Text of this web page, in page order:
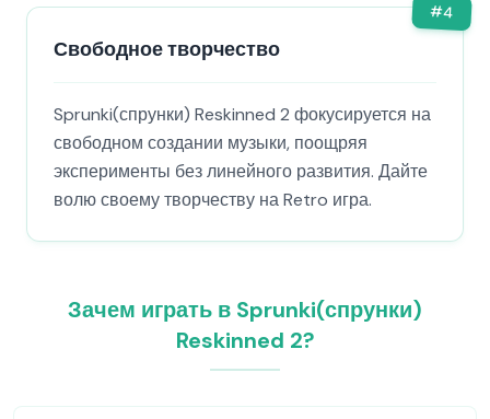
#4
Свободное творчество
Sprunki(спрунки) Reskinned 2 фокусируется на
свободном создании музыки, поощряя
эксперименты без линейного развития. Дайте
волю своему творчеству на Retro игра.
Зачем играть в Sprunki(спрунки)
Reskinned 2?